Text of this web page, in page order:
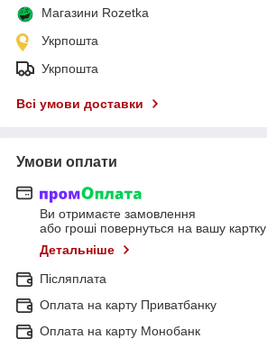
Магазини Rozetka
Укрпошта
Укрпошта
Всі умови доставки
Умови оплати
Ви отримаєте замовлення
або гроші повернуться на вашу картку
Детальніше
Післяплата
Оплата на карту Приватбанку
Оплата на карту Монобанк